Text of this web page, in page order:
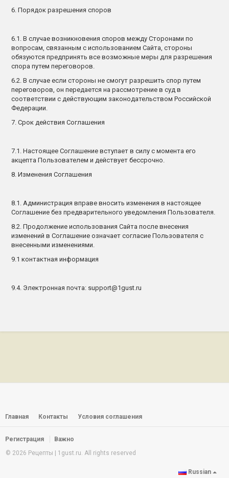
6. Порядок разрешения споров
6.1. В случае возникновения споров между Сторонами по
вопросам, связанным с использованием Сайта, стороны
обязуются предпринять все возможные меры для разрешения
спора путем переговоров.
6.2. В случае если стороны не смогут разрешить спор путем
переговоров, он передается на рассмотрение в суд в
соответствии с действующим законодательством Российской
Федерации.
7. Срок действия Соглашения
7.1. Настоящее Соглашение вступает в силу с момента его
акцепта Пользователем и действует бессрочно.
8. Изменения Соглашения
8.1. Администрация вправе вносить изменения в настоящее
Соглашение без предварительного уведомления Пользователя.
8.2. Продолжение использования Сайта после внесения
изменений в Соглашение означает согласие Пользователя с
внесенными изменениями.
9.1 контактная информация
9.4. Электронная почта: support@1gust.ru
Главная Контакты Условия соглашения
Регистрация
Важно
© 2026 Рецепты | 1gust.ru. All rights reserved
Russian